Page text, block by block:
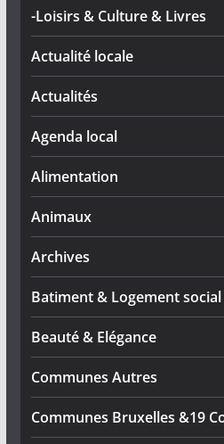
-Loisirs & Culture & Livres
Actualité locale
Actualités
Agenda local
Alimentation
Animaux
Archives
Batiment & Logement
Beauté & Elégance
Communes Autres
Communes Bruxelles &19